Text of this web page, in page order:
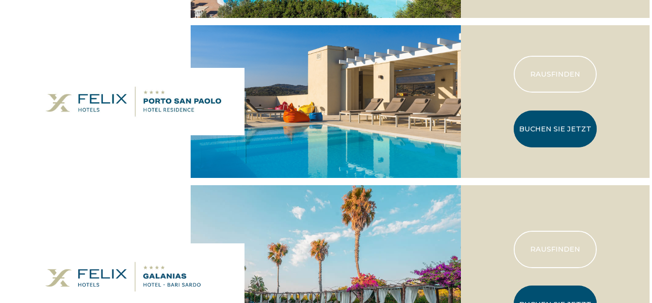
RAUSFINDEN
BUCHEN SIE JETZT
RAUSFINDEN